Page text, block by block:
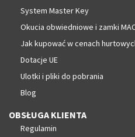
System Master Key
Okucia obwiedniowe i zamki
Jak kupować w cenach
Dotacje UE
Ulotki i pliki do pobrania
Blog
OBSŁUGA KLIENTA
Regulamin